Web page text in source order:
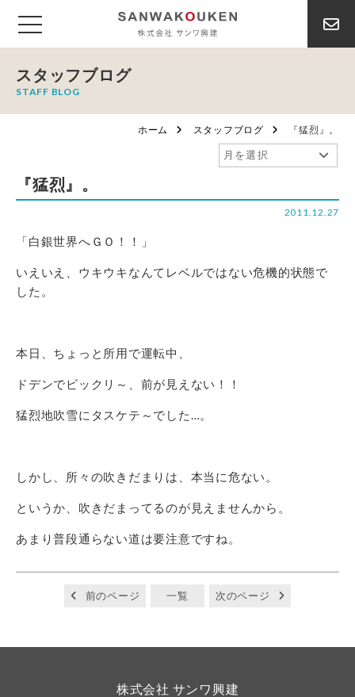
スタッフブログ
STAFF BLOG
ホーム スタッフブログ 『猛烈』。
『猛烈』。
2011.12.27
「白銀世界へＧＯ！！」
いえいえ、ウキウキなんてレベルではない危機的状態で
した。
本日、ちょっと所用で運転中、
ドデンでビックリ～、前が見えない！！
猛烈地吹雪にタスケテ～でした…。
しかし、所々の吹きだまりは、本当に危ない。
というか、吹きだまってるのが見えませんから。
あまり普段通らない道は要注意ですね。
前のページ 一覧 次のページ
株式会社 サンワ興建